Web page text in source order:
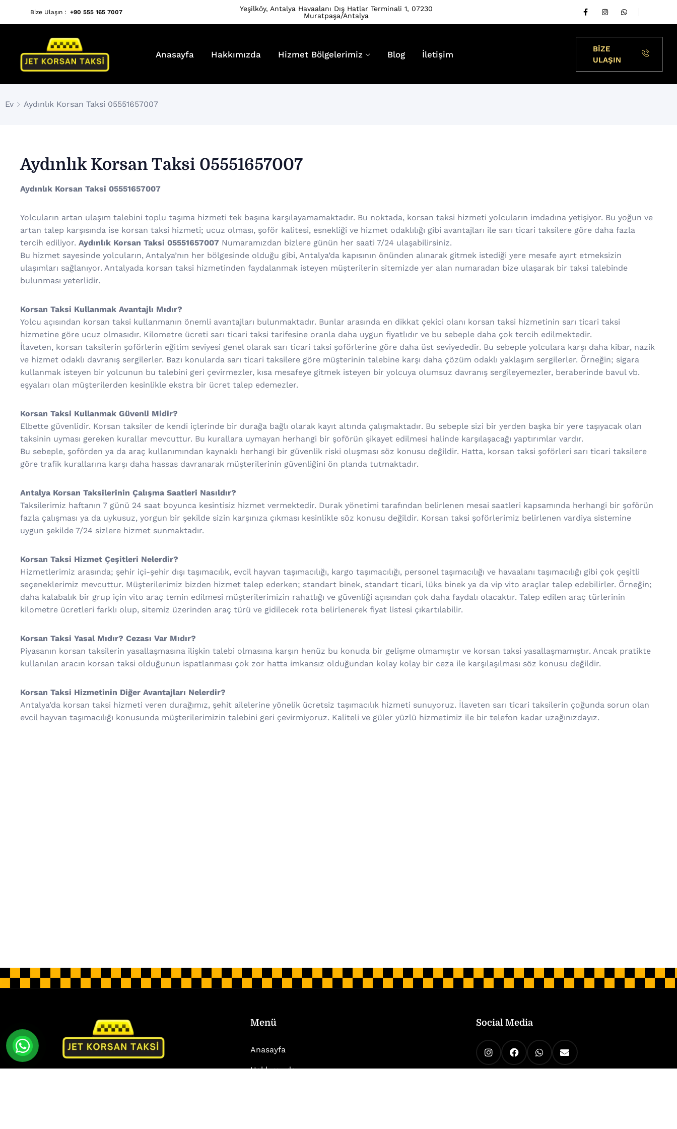
Bize Ulaşın : +90 555 165 7007
Yeşilköy, Antalya Havaalanı Dış Hatlar Terminali 1, 07230
Muratpaşa/Antalya
Anasayfa Hakkımızda Hizmet Bölgelerimiz Blog İletişim
BİZE
ULAŞIN
Ev Aydınlık Korsan Taksi 05551657007
Aydınlık Korsan Taksi 05551657007
Aydınlık Korsan Taksi 05551657007
Yolcuların artan ulaşım talebini toplu taşıma hizmeti tek başına karşılayamamaktadır. Bu noktada, korsan taksi hizmeti yolcuların imdadına yetişiyor. Bu yoğun ve
artan talep karşısında ise korsan taksi hizmeti; ucuz olması, şoför kalitesi, esnekliği ve hizmet odaklılığı gibi avantajları ile sarı ticari taksilere göre daha fazla
tercih ediliyor. Aydınlık Korsan Taksi 05551657007 Numaramızdan bizlere günün her saati 7/24 ulaşabilirsiniz.
Bu hizmet sayesinde yolcuların, Antalya’nın her bölgesinde olduğu gibi, Antalya’da kapısının önünden alınarak gitmek istediği yere mesafe ayırt etmeksizin
ulaşımları sağlanıyor. Antalyada korsan taksi hizmetinden faydalanmak isteyen müşterilerin sitemizde yer alan numaradan bize ulaşarak bir taksi talebinde
bulunması yeterlidir.
Korsan Taksi Kullanmak Avantajlı Mıdır?
Yolcu açısından korsan taksi kullanmanın önemli avantajları bulunmaktadır. Bunlar arasında en dikkat çekici olanı korsan taksi hizmetinin sarı ticari taksi
hizmetine göre ucuz olmasıdır. Kilometre ücreti sarı ticari taksi tarifesine oranla daha uygun fiyatlıdır ve bu sebeple daha çok tercih edilmektedir.
İlaveten, korsan taksilerin şoförlerin eğitim seviyesi genel olarak sarı ticari taksi şoförlerine göre daha üst seviyededir. Bu sebeple yolculara karşı daha kibar, nazik
ve hizmet odaklı davranış sergilerler. Bazı konularda sarı ticari taksilere göre müşterinin talebine karşı daha çözüm odaklı yaklaşım sergilerler. Örneğin; sigara
kullanmak isteyen bir yolcunun bu talebini geri çevirmezler, kısa mesafeye gitmek isteyen bir yolcuya olumsuz davranış sergileyemezler, beraberinde bavul vb.
eşyaları olan müşterilerden kesinlikle ekstra bir ücret talep edemezler.
Korsan Taksi Kullanmak Güvenli Midir?
Elbette güvenlidir. Korsan taksiler de kendi içlerinde bir durağa bağlı olarak kayıt altında çalışmaktadır. Bu sebeple sizi bir yerden başka bir yere taşıyacak olan
taksinin uyması gereken kurallar mevcuttur. Bu kurallara uymayan herhangi bir şoförün şikayet edilmesi halinde karşılaşacağı yaptırımlar vardır.
Bu sebeple, şoförden ya da araç kullanımından kaynaklı herhangi bir güvenlik riski oluşması söz konusu değildir. Hatta, korsan taksi şoförleri sarı ticari taksilere
göre trafik kurallarına karşı daha hassas davranarak müşterilerinin güvenliğini ön planda tutmaktadır.
Antalya Korsan Taksilerinin Çalışma Saatleri Nasıldır?
Taksilerimiz haftanın 7 günü 24 saat boyunca kesintisiz hizmet vermektedir. Durak yönetimi tarafından belirlenen mesai saatleri kapsamında herhangi bir şoförün
fazla çalışması ya da uykusuz, yorgun bir şekilde sizin karşınıza çıkması kesinlikle söz konusu değildir. Korsan taksi şoförlerimiz belirlenen vardiya sistemine
uygun şekilde 7/24 sizlere hizmet sunmaktadır.
Korsan Taksi Hizmet Çeşitleri Nelerdir?
Hizmetlerimiz arasında; şehir içi-şehir dışı taşımacılık, evcil hayvan taşımacılığı, kargo taşımacılığı, personel taşımacılığı ve havaalanı taşımacılığı gibi çok çeşitli
seçeneklerimiz mevcuttur. Müşterilerimiz bizden hizmet talep ederken; standart binek, standart ticari, lüks binek ya da vip vito araçlar talep edebilirler. Örneğin;
daha kalabalık bir grup için vito araç temin edilmesi müşterilerimizin rahatlığı ve güvenliği açısından çok daha faydalı olacaktır. Talep edilen araç türlerinin
kilometre ücretleri farklı olup, sitemiz üzerinden araç türü ve gidilecek rota belirlenerek fiyat listesi çıkartılabilir.
Korsan Taksi Yasal Mıdır? Cezası Var Mıdır?
Piyasanın korsan taksilerin yasallaşmasına ilişkin talebi olmasına karşın henüz bu konuda bir gelişme olmamıştır ve korsan taksi yasallaşmamıştır. Ancak pratikte
kullanılan aracın korsan taksi olduğunun ispatlanması çok zor hatta imkansız olduğundan kolay kolay bir ceza ile karşılaşılması söz konusu değildir.
Korsan Taksi Hizmetinin Diğer Avantajları Nelerdir?
Antalya’da korsan taksi hizmeti veren durağımız, şehit ailelerine yönelik ücretsiz taşımacılık hizmeti sunuyoruz. İlaveten sarı ticari taksilerin çoğunda sorun olan
evcil hayvan taşımacılığı konusunda müşterilerimizin talebini geri çevirmiyoruz. Kaliteli ve güler yüzlü hizmetimiz ile bir telefon kadar uzağınızdayız.
Menü
Anasayfa
Hakkımızda
Social Media